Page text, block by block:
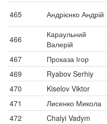
465
Андрієнко Андрій
466
Караульний
Валерій
467
Проказа Ігор
469
Ryabov Serhiy
470
Kiselov Viktor
471
Лисенко Микола
472
Chalyi Vadym